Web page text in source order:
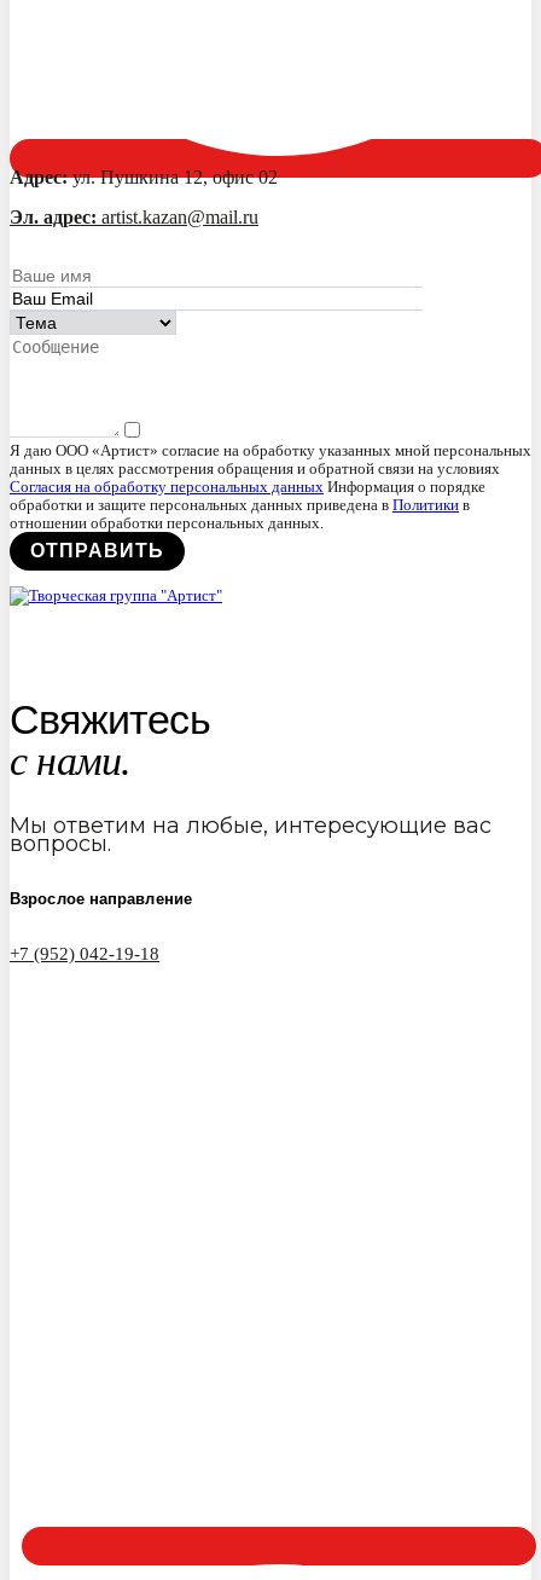
Адрес:ул. Пушкина 12, офис 02
Эл. адрес: artist.kazan@mail.ru
Я даю ООО «Артист» согласие на обработку указанных мной персональных
данных в целях рассмотрения обращения и обратной связи на условиях
Согласия на обработку персональных данных Информация о порядке
обработки и защите персональных данных приведена в Политики в
отношении обработки персональных данных.
Свяжитесь
с нами.
Мы ответим на любые, интересующие вас
вопросы.
Взрослое направление
+7 (952) 042-19-18